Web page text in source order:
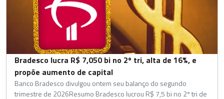
Bradesco lucra R$ 7,050 bi no 2º tri, alta de 16%, e
propõe aumento de capital
Banco Bradesco divulgou ontem seu balanço do segundo
trimestre de 2026Resumo Bradesco lucrou R$ 7,5 bi no 2º tri de